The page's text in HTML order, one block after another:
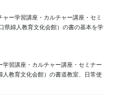
ー学習講座・カルチャー講座・セミ
県婦人教育文化会館）の書の基本を学
習講座・カルチャー講座・セミナー
教育文化会館）の書道教室、日常使